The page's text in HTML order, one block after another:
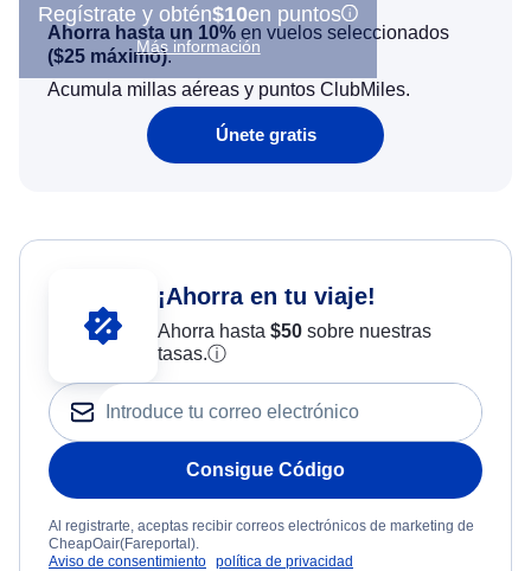
Regístrate y obtén$10en puntos
Más información
Ahorra hasta un 10% en vuelos seleccionados
($25 máximo).
Acumula millas aéreas y puntos ClubMiles.
Únete gratis
¡Ahorra en tu viaje!
Ahorra hasta $50sobre nuestras
tasas.ⓘ
Consigue Código
Al registrarte, aceptas recibir correos electrónicos de marketing de
CheapOair(Fareportal).
Aviso de consentimiento política de privacidad